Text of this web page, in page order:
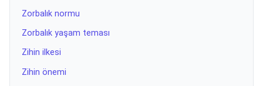
Zorbalık normu
Zorbalık yaşam teması
Zihin ilkesi
Zihin önemi